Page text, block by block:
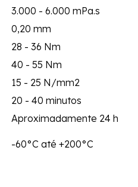
3.000 - 6.000 mPa.s
0,20 mm
28 - 36 Nm
40 - 55 Nm
15 - 25 N/mm2
20 - 40 minutos
Aproximadamente 24 h
-60°C até +200°C